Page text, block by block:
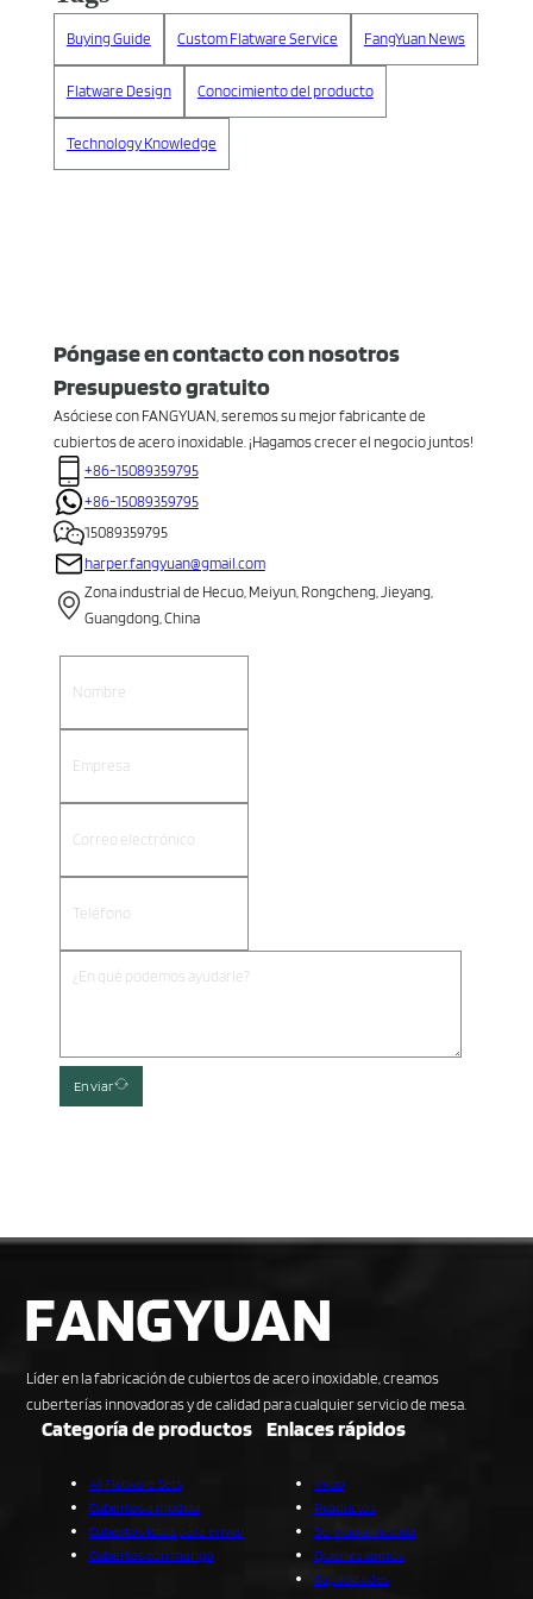
Buying Guide Custom Flatware Service FangYuan News
Flatware Design Conocimiento del producto
Technology Knowledge
Póngase en contacto con nosotros
Presupuesto gratuito
Asóciese con FANGYUAN, seremos su mejor fabricante de
cubiertos de acero inoxidable. ¡Hagamos crecer el negocio juntos!
+86-15089359795
+86-15089359795
15089359795
harper.fangyuan@gmail.com
Zona industrial de Hecuo, Meiyun, Rongcheng, Jieyang,
Guangdong, China
Enviar
Líder en la fabricación de cubiertos de acero inoxidable, creamos
cuberterías innovadoras y de calidad para cualquier servicio de mesa.
Categoría de productos
All Flatware Sets
Cubiertos a medida
Cubiertos listos para enviar
Cubiertos con mango
Enlaces rápidos
Inicio
Productos
Servicio a medida
Quiénes somos
Capacidades